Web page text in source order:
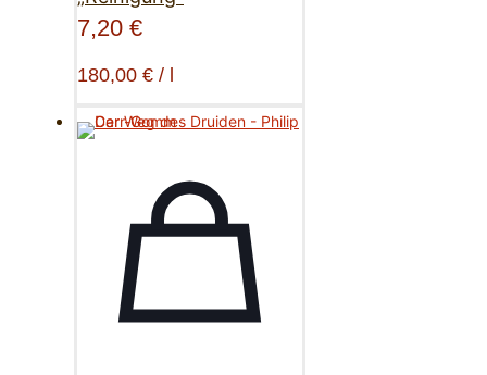
7,20 €
180,00 € / l